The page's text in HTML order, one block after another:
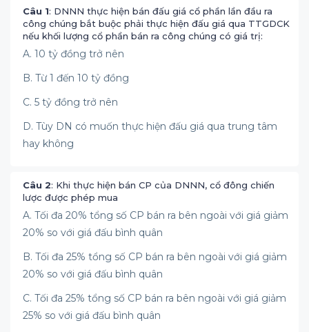
Câu 1: DNNN thực hiện bán đấu giá cổ phần lần đầu ra
công chúng bắt buộc phải thực hiện đấu giá qua TTGDCK
nếu khối lượng cổ phần bán ra công chúng có giá trị:
A. 10 tỷ đồng trở nên
B. Từ 1 đến 10 tỷ đồng
C. 5 tỷ đồng trở nên
D. Tùy DN có muốn thực hiện đấu giá qua trung tâm
hay không
Câu 2: Khi thực hiện bán CP của DNNN, cổ đông chiến
lược được phép mua
A. Tối đa 20% tổng số CP bán ra bên ngoài với giá giảm
20% so với giá đấu bình quân
B. Tối đa 25% tổng số CP bán ra bên ngoài với giá giảm
20% so với giá đấu bình quân
C. Tối đa 25% tổng số CP bán ra bên ngoài với giá giảm
25% so với giá đấu bình quân